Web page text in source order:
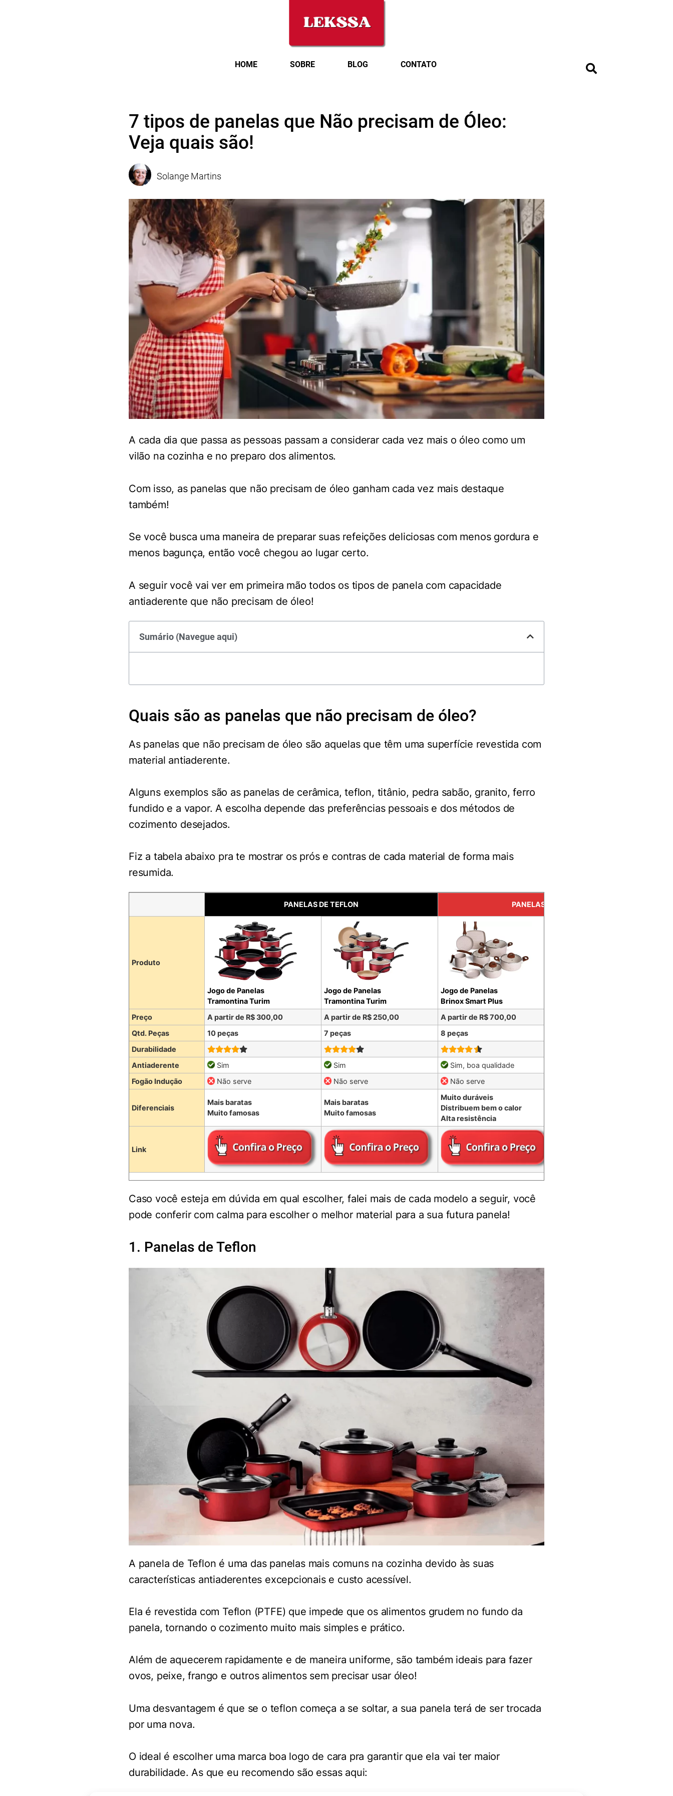
HOME SOBRE BLOG CONTATO
7 tipos de panelas que Não precisam de Óleo:
Veja quais são!
Solange Martins
A cada dia que passa as pessoas passam a considerar cada vez mais o óleo como um
vilão na cozinha e no preparo dos alimentos.
Com isso, as panelas que não precisam de óleo ganham cada vez mais destaque
também!
Se você busca uma maneira de preparar suas refeições deliciosas com menos gordura e
menos bagunça, então você chegou ao lugar certo.
A seguir você vai ver em primeira mão todos os tipos de panela com capacidade
antiaderente que não precisam de óleo!
Sumário (Navegue aqui)
Quais são as panelas que não precisam de óleo?
As panelas que não precisam de óleo são aquelas que têm uma superfície revestida com
material antiaderente.
Alguns exemplos são as panelas de cerâmica, teflon, titânio, pedra sabão, granito, ferro
fundido e a vapor. A escolha depende das preferências pessoais e dos métodos de
cozimento desejados.
Fiz a tabela abaixo pra te mostrar os prós e contras de cada material de forma mais
resumida.
PANELAS DE TEFLON PANELAS DE CERÂMICA
Produto
Jogo de Panelas
Tramontina Turim
Jogo de Panelas
Tramontina Turim
Jogo de Panelas
Brinox Smart Plus
Preço
A partir de R$ 300,00 A partir de R$ 250,00 A partir de R$ 700,00
Qtd. Peças
10 peças 7 peças 8 peças
Durabilidade
Antiaderente
Sim Sim Sim, boa qualidade
Fogão Indução
Não serve Não serve Não serve
Diferenciais
Mais baratas
Muito famosas
Mais baratas
Muito famosas
Muito duráveis
Distribuem bem o calor
Alta resistência
Link
Caso você esteja em dúvida em qual escolher, falei mais de cada modelo a seguir, você
pode conferir com calma para escolher o melhor material para a sua futura panela!
1. Panelas de Teflon
A panela de Teflon é uma das panelas mais comuns na cozinha devido às suas
características antiaderentes excepcionais e custo acessível.
Ela é revestida com Teflon (PTFE) que impede que os alimentos grudem no fundo da
panela, tornando o cozimento muito mais simples e prático.
Além de aquecerem rapidamente e de maneira uniforme, são também ideais para fazer
ovos, peixe, frango e outros alimentos sem precisar usar óleo!
Uma desvantagem é que se o teflon começa a se soltar, a sua panela terá de ser trocada
por uma nova.
O ideal é escolher uma marca boa logo de cara pra garantir que ela vai ter maior
durabilidade. As que eu recomendo são essas aqui: